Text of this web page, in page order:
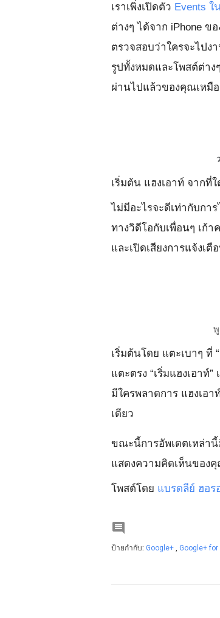
เราเพิ่งเปิดตัว Events ใ
ต่างๆ ได้จาก iPhone
ตรวจสอบว่าใครจะไป
รูปทั้งหมดและโพสต์ต่า
ผ่านไปแล้วของคุณเหมื
เริ่มต้น แฮงเอาท์ จากที่
ไม่มีอะไรจะดีเท่ากับก
ทางวิดีโอกับเพื่อนๆ เก้า
และเปิดเสียงการแจ้งเ
เริ่มต้นโดย แตะเบาๆ ที่
แตะตรง “เริ่มแฮงเอาท์
มีใครพลาดการ แฮงเอ
เดียว
ขณะนี้การอัพเดตเหล่า
แสดงความคิดเห็นของคุ
โพสต์โดย แบรดลีย์ ฮอร

ป้ายกำกับ: Google+ Google+ for